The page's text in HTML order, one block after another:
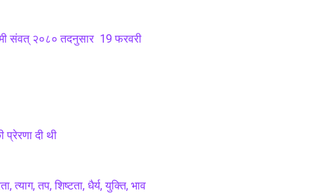
संवत् २०८० तदनुसार  19 फरवरी
दी थी
तप, शिष्टता, धैर्य, युक्ति, भाव